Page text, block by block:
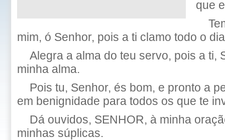
que
mim, ó Senhor, pois a ti clamo todo o
Alegra a alma do teu servo, pois a ti,
minha alma.
Pois tu, Senhor, és bom, e pronto a
em benignidade para todos os que te
Dá ouvidos, SENHOR, à minha
minhas súplicas.